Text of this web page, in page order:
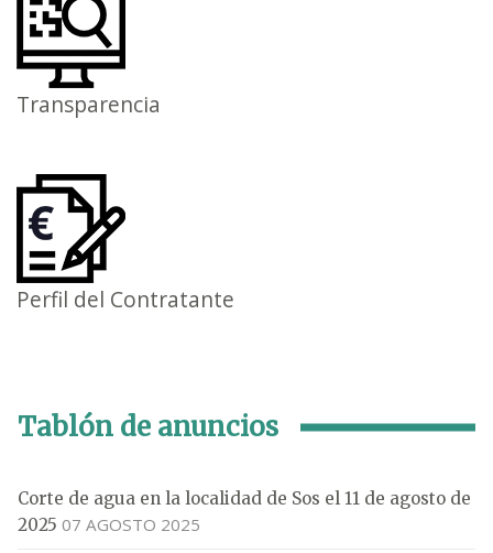
Transparencia
Perfil del Contratante
Tablón de anuncios
Corte de agua en la localidad de Sos el 11 de agosto de
2025 07 AGOSTO 2025